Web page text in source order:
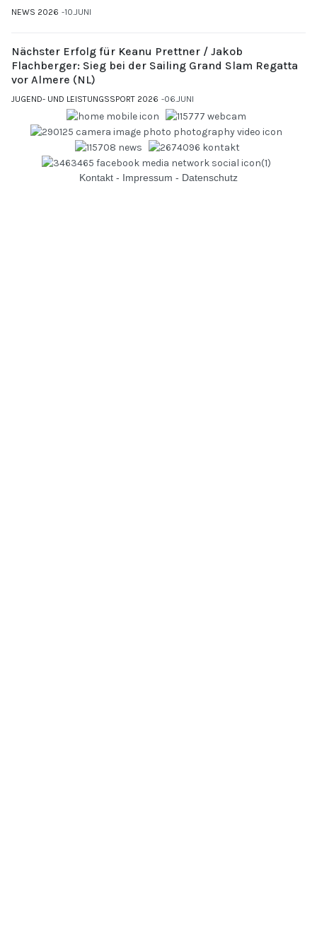
NEWS 2026 10.JUNI
Nächster Erfolg für Keanu Prettner / Jakob
Flachberger: Sieg bei der Sailing Grand Slam Regatta
vor Almere (NL)
JUGEND- UND LEISTUNGSSPORT 2026 06.JUNI
Kontakt - Impressum - Datenschutz